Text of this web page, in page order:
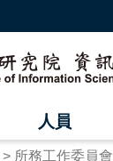
人員
所務工作委員會